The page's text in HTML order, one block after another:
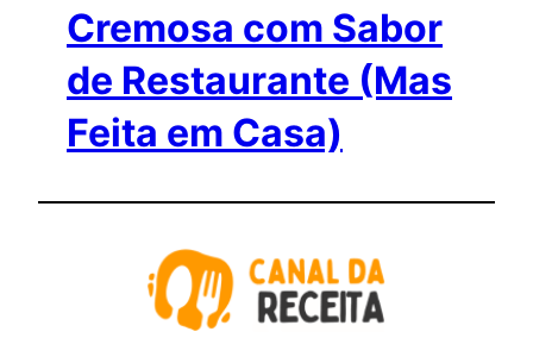
Cremosa com Sabor
de Restaurante (Mas
Feita em Casa)